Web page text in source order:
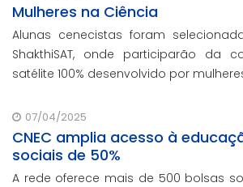
Mulheres na Ciência
Alunas cenecistas foram
ShakthiSAT, onde participarão da
satélite 100% desenvolvido por
07/04/2025
CNEC amplia acesso à
sociais de 50%
A rede oferece mais de 500 bolsas